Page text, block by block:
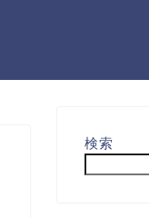
検索